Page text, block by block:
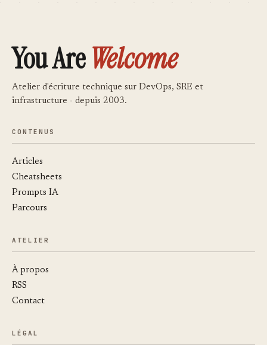
You AreWelcome
Atelier d'écriture technique sur DevOps, SRE et
infrastructure - depuis 2003.
CONTENUS
Articles
Cheatsheets
Prompts IA
Parcours
ATELIER
À propos
RSS
Contact
LÉGAL